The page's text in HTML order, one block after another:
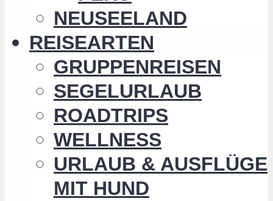
NEUSEELAND
REISEARTEN
GRUPPENREISEN
SEGELURLAUB
ROADTRIPS
WELLNESS
URLAUB & AUSFLÜGE
MIT HUND